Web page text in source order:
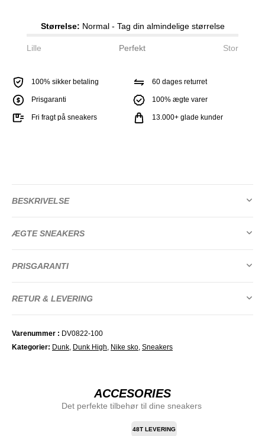
Størrelse: Normal - Tag din almindelige størrelse
Lille Perfekt Stor
100% sikker betaling
Prisgaranti
Fri fragt på sneakers
60 dages returret
100% ægte varer
13.000+ glade kunder
BESKRIVELSE
ÆGTE SNEAKERS
PRISGARANTI
RETUR & LEVERING
Varenummer
DV0822-100
Kategorier Dunk Dunk High Nike sko Sneakers
ACCESORIES
Det perfekte tilbehør til dine sneakers
48T LEVERING